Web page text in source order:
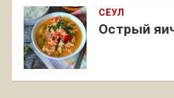
СЕУЛ
Острый